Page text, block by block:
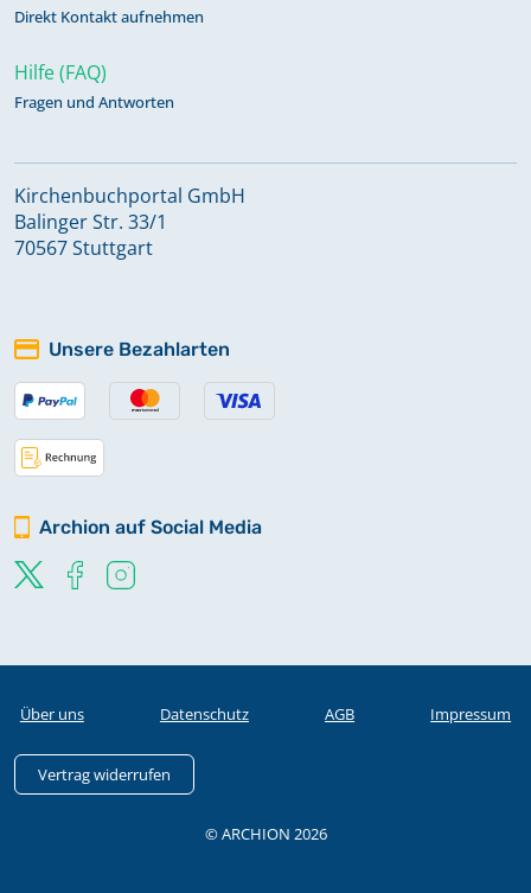
Direkt Kontakt aufnehmen
Hilfe (FAQ)
Fragen und Antworten
Kirchenbuchportal GmbH
Balinger Str. 33/1
70567 Stuttgart
Unsere Bezahlarten
Archion auf Social Media
Über uns Datenschutz AGB Impressum
Vertrag widerrufen
© ARCHION 2026